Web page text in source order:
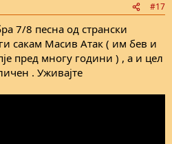
#17
7/8 песна од странски
сакам Масив Атак ( им бев и
пред многу години ) , а и цел
. Уживајте